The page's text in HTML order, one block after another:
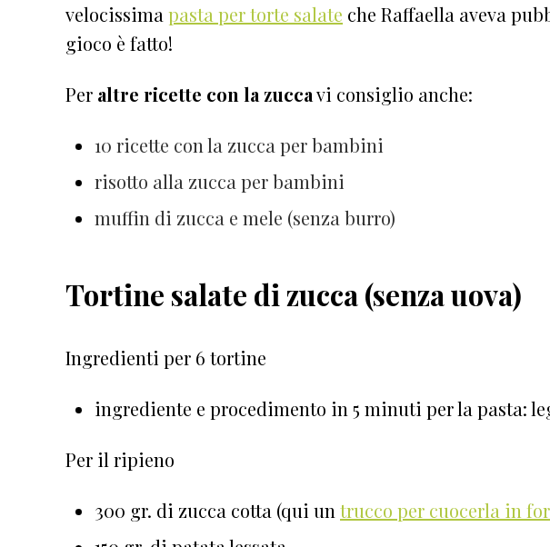
velocissima pasta per torte salate che Raffaella aveva
gioco è fatto!
Per altre ricette con la zuccavi consiglio anche:
10 ricette con la zucca per bambini
risotto alla zucca per bambini
muffin di zucca e mele (senza burro)
Tortine salate di zucca (senza uova)
Ingredienti per 6 tortine
ingrediente e procedimento in 5 minuti per la pasta:
Per il ripieno
300 gr. di zucca cotta (qui un trucco per cuocerla in